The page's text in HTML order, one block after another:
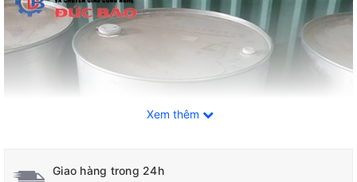
Xem thêm
Giao hàng trong 24h